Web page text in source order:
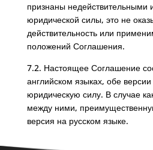
признаны
юридической силы, это не
действительность или
положений Соглашения.
7.2. Настоящее Соглашение
английском языках, обе
юридическую силу. В случае
между ними,
версия на русском языке.